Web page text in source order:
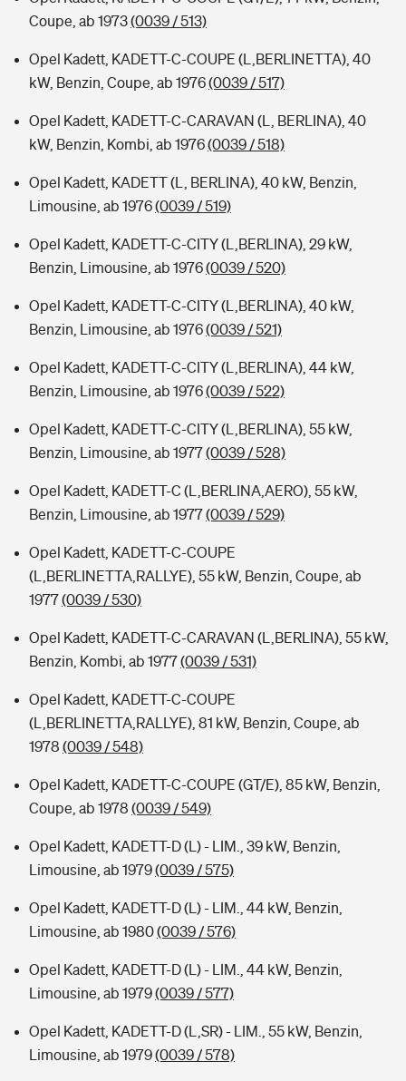
Coupe, ab 1973(0039 / 513)
Opel Kadett, KADETT-C-COUPE (L,BERLINETTA), 40
kW, Benzin, Coupe, ab 1976(0039 / 517)
Opel Kadett, KADETT-C-CARAVAN (L, BERLINA), 40
kW, Benzin, Kombi, ab 1976(0039 / 518)
Opel Kadett, KADETT (L, BERLINA), 40 kW, Benzin,
Limousine, ab 1976(0039 / 519)
Opel Kadett, KADETT-C-CITY (L,BERLINA), 29 kW,
Benzin, Limousine, ab 1976(0039 / 520)
Opel Kadett, KADETT-C-CITY (L,BERLINA), 40 kW,
Benzin, Limousine, ab 1976(0039 / 521)
Opel Kadett, KADETT-C-CITY (L,BERLINA), 44 kW,
Benzin, Limousine, ab 1976(0039 / 522)
Opel Kadett, KADETT-C-CITY (L,BERLINA), 55 kW,
Benzin, Limousine, ab 1977(0039 / 528)
Opel Kadett, KADETT-C (L,BERLINA,AERO), 55 kW,
Benzin, Limousine, ab 1977(0039 / 529)
Opel Kadett, KADETT-C-COUPE
(L,BERLINETTA,RALLYE), 55 kW, Benzin, Coupe, ab
1977(0039 / 530)
Opel Kadett, KADETT-C-CARAVAN (L,BERLINA), 55 kW,
Benzin, Kombi, ab 1977(0039 / 531)
Opel Kadett, KADETT-C-COUPE
(L,BERLINETTA,RALLYE), 81 kW, Benzin, Coupe, ab
1978 (0039 / 548)
Opel Kadett, KADETT-C-COUPE (GT/E), 85 kW, Benzin,
Coupe, ab 1978 (0039 / 549)
Opel Kadett, KADETT-D (L) - LIM., 39 kW, Benzin,
Limousine, ab 1979(0039 / 575)
Opel Kadett, KADETT-D (L) - LIM., 44 kW, Benzin,
Limousine, ab 1980(0039 / 576)
Opel Kadett, KADETT-D (L) - LIM., 44 kW, Benzin,
Limousine, ab 1979(0039 / 577)
Opel Kadett, KADETT-D (L,SR) - LIM., 55 kW, Benzin,
Limousine, ab 1979(0039 / 578)